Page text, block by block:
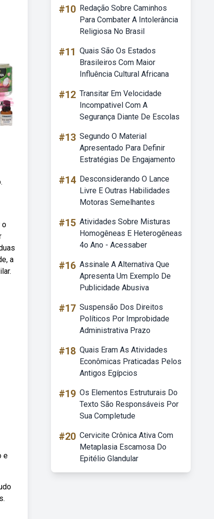
o
a
e
#10 Redação Sobre Caminhos
Para Combater A Intolerância
Religiosa No Brasil
#11 Quais São Os Estados
Brasileiros Com Maior
Influência Cultural Africana
#12 Transitar Em Velocidade
Incompativel Com A
Segurança Diante De Escolas
#13 Segundo O Material
Apresentado Para Definir
Estratégias De Engajamento
#14 Desconsiderando O Lance
Livre E Outras Habilidades
Motoras Semelhantes
#15 Atividades Sobre Misturas
Homogêneas E Heterogêneas
4o Ano - Acessaber
#16 Assinale A Alternativa Que
Apresenta Um Exemplo De
Publicidade Abusiva
#17 Suspensão Dos Direitos
Políticos Por Improbidade
Administrativa Prazo
#18 Quais Eram As Atividades
Econômicas Praticadas Pelos
Antigos Egípcios
#19 Os Elementos Estruturais Do
Texto São Responsáveis Por
Sua Completude
#20 Cervicite Crônica Ativa Com
Metaplasia Escamosa Do
Epitélio Glandular